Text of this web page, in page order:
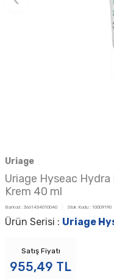
Uriage
Uriage Hyseac
Krem 40 ml
Barkod : 3661434010040 Stok Kodu : 10009190
Ürün Serisi : Uriage
Satış Fiyatı
955,49 TL